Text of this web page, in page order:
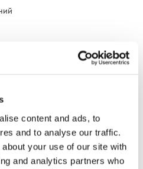
content and ads, to
and to analyse our traffic.
your use of our site with
and analytics partners who
надежная доставка